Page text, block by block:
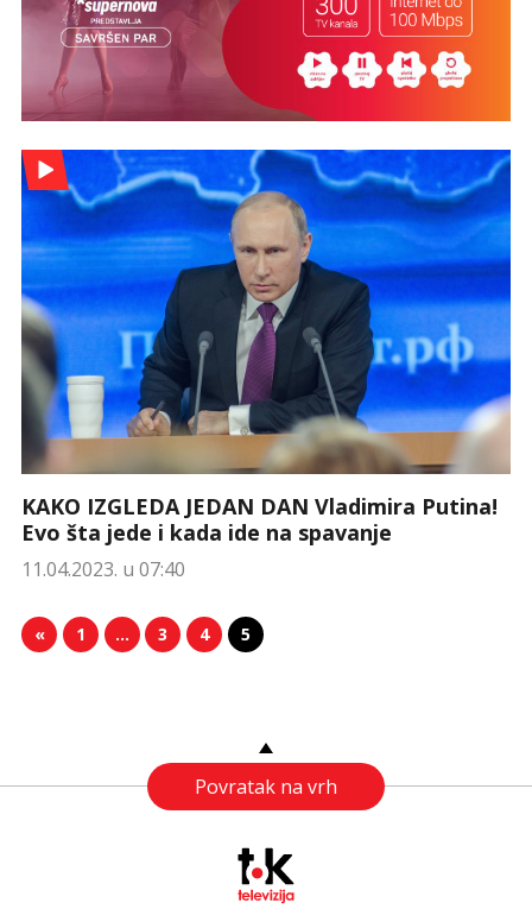
KAKO IZGLEDA JEDAN DAN Vladimira Putina!
Evo šta jede i kada ide na spavanje
11.04.2023. u 07:40
« 1 … 3 4 5
Povratak na vrh